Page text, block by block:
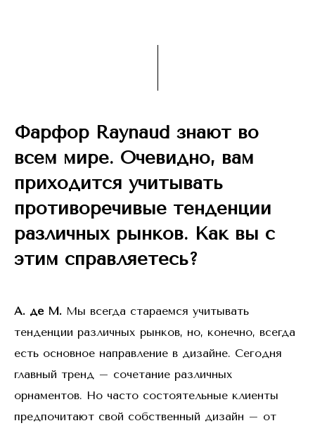
Фарфор Raynaud знают во
всем мире. Очевидно, вам
приходится учитывать
противоречивые тенденции
различных рынков. Как вы с
этим справляетесь?
А. де М. Мы всегда стараемся учитывать
тенденции различных рынков, но, конечно, всегда
есть основное направление в дизайне. Сегодня
главный тренд – сочетание различных
орнаментов. Но часто состоятельные клиенты
предпочитают свой собственный дизайн – от